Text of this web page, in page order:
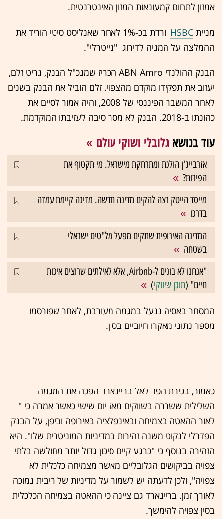
אמזון לתחום קמעונאות המזון האינטרנטית.
מניית HSBC
יורדת בכ-1% לאחר שאנליסט סיטי הוריד את
ההמלצה על המניה לדירוג "נייטרלי".
הבנק ההולנדי ABN Amro הכריז שמנכ"ל הבנק, גריט זלם,
יעזוב את תפקידו מוקדם מהצפוי. זלם הוביל את הבנק בשנים
לאחר המשבר הפיננסי של 2008, והיה אמור לסיים את
כהונתו ב-2018. הבנק לא מסר סיבה לעזיבתו המוקדמת.
עוד בנושא גלובלי ושוקי עולם
אזרבייג'ן הולכת ומתרחקת מישראל. מי תקטוף את
הפירות?
מייסד הייטק רצה להקים מדינה חדשה. מדינה קיימת עמדה
בדרכו
המדינה האירופית שתקים מפעל מל"טים ישראלי
בשטחה
"אנחנו לא בונים ל-Airbnb, אלא לאילתים שרוצים איכות
חיים" (תוכן שיווקי)
המסחר באסיה ננעל במגמה מעורבת, לאחר שפורסמו
מספר נתוני מאקרו חיוביים בסין.
כאמור, בכירת הפד לאל בריינארד הפכה את המגמה
השלילית ששררה בשווקים מאז יום שישי כאשר אמרה כי "
לאור ההאטה בצמיחה ובאינפלציה באירופה וביפן, על הבנק
הפדרלי לנקוט משנה זהירות במדיניות המוניטרית שלו". היא
הזהירה בנוסף כי "כרגע קיים סיכון גדול יותר מחולשה בלתי
צפויה בביקושים הגלובליים מאשר מצמיחה כלכלית לא
צפויה", ולכן לדעתה יש לשמור על מדיניות של ריבית נמוכה
לאורך זמן. בריינארד גם ציינה כי ההאטה בצמיחה הכלכלית
בסין צפויה להימשך.